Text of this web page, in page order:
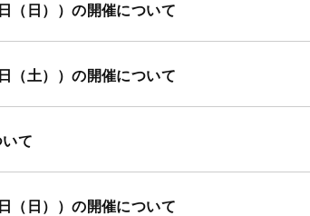
（日））の開催について
（土））の開催について
て
（日））の開催について